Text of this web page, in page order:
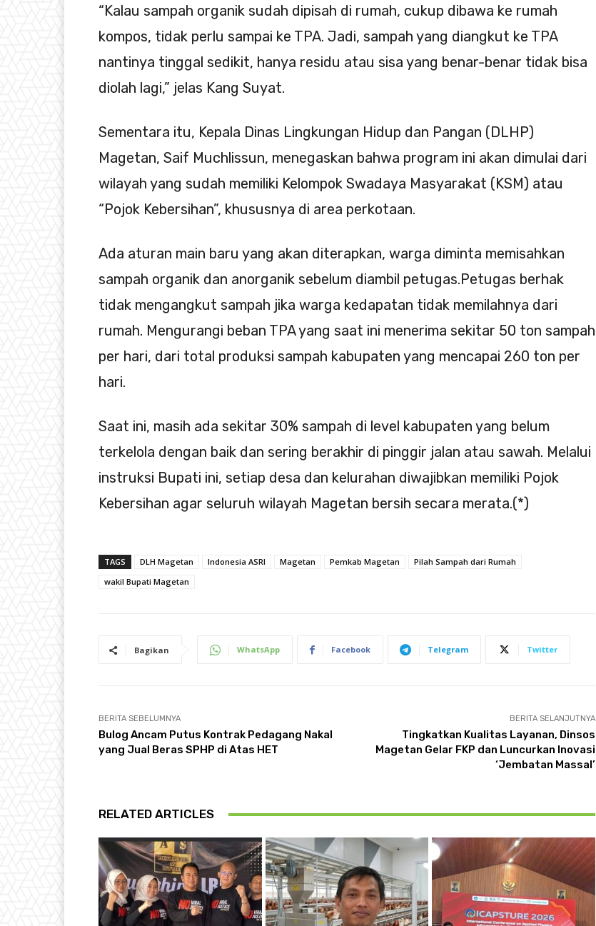
“Kalau sampah organik sudah dipisah di rumah, cukup dibawa ke rumah
kompos, tidak perlu sampai ke TPA. Jadi, sampah yang diangkut ke TPA
nantinya tinggal sedikit, hanya residu atau sisa yang benar-benar tidak bisa
diolah lagi,” jelas Kang Suyat.
Sementara itu, Kepala Dinas Lingkungan Hidup dan Pangan (DLHP)
Magetan, Saif Muchlissun, menegaskan bahwa program ini akan dimulai dari
wilayah yang sudah memiliki Kelompok Swadaya Masyarakat (KSM) atau
“Pojok Kebersihan”, khususnya di area perkotaan.
Ada aturan main baru yang akan diterapkan, warga diminta memisahkan
sampah organik dan anorganik sebelum diambil petugas.Petugas berhak
tidak mengangkut sampah jika warga kedapatan tidak memilahnya dari
rumah. Mengurangi beban TPA yang saat ini menerima sekitar 50 ton sampah
per hari, dari total produksi sampah kabupaten yang mencapai 260 ton per
hari.
Saat ini, masih ada sekitar 30% sampah di level kabupaten yang belum
terkelola dengan baik dan sering berakhir di pinggir jalan atau sawah. Melalui
instruksi Bupati ini, setiap desa dan kelurahan diwajibkan memiliki Pojok
Kebersihan agar seluruh wilayah Magetan bersih secara merata.(*)
TAGS DLH Magetan Indonesia ASRI Magetan Pemkab Magetan
Pilah Sampah dari Rumah
wakil Bupati Magetan
Bagikan WhatsApp Facebook Telegram Twitter
BERITA SEBELUMNYA
Bulog Ancam Putus Kontrak Pedagang Nakal
yang Jual Beras SPHP di Atas HET
BERITA SELANJUTNYA
Tingkatkan Kualitas Layanan, Dinsos
Magetan Gelar FKP dan Luncurkan Inovasi
‘Jembatan Massal’
RELATED ARTICLES